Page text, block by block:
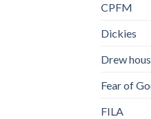
CPFM
Dickies
Drew
Fear of
FILA